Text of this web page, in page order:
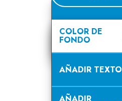
COLOR DE
FONDO
AÑADIR TEXTO